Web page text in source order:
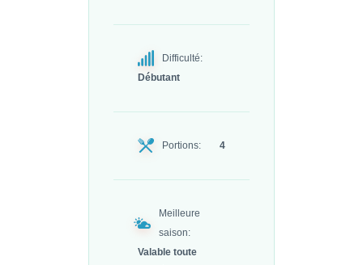
Difficulté:
Débutant
Portions: 4
Meilleure
saison:
Valable toute